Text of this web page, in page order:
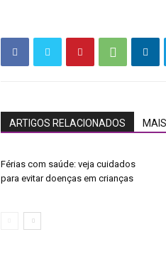
ARTIGOS RELACIONADOS
Férias com saúde: veja cuidados
para evitar doenças em crianças